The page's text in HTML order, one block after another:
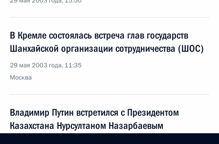
В Кремле состоялась встреча глав государств
Шанхайской организации сотрудничества (ШОС)
29 мая 2003 года, 11:35
Москва
Владимир Путин встретился с Президентом
Казахстана Нурсултаном Назарбаевым